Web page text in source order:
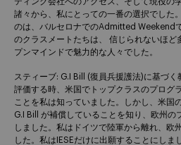
諸々から、私にとっての一番の選択でした
のは、バルセロナでのAdmitted Weekend
のクラスメートたちは、 信じられないほど
プンマインドで魅力的な人々でした。
スティーブ: G.I Bill (復員兵援護法)に基づ
評価する時、米国でトップクラスのプログ
ことを私は知っていました。しかし、米国
G.I Bill が補償していることを知り、欧州の
しました。私はドイツで陸軍から離れ、欧
した。私はIESEだけに出願することにしま